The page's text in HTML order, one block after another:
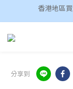
香港地區
昆凌
香港地區
分享到